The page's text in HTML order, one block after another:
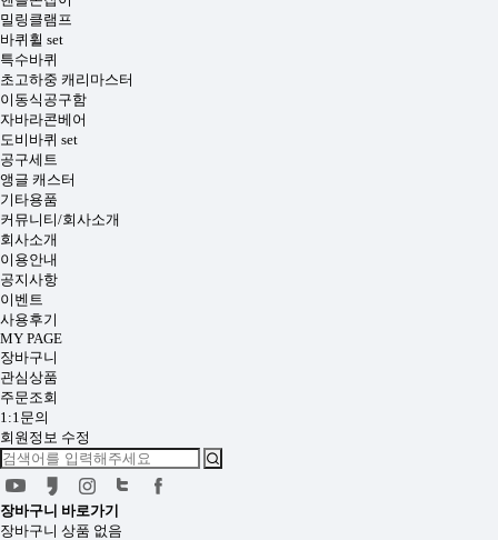
밀링클램프
바퀴휠 set
특수바퀴
초고하중 캐리마스터
이동식공구함
자바라콘베어
도비바퀴 set
공구세트
앵글 캐스터
기타용품
커뮤니티/회사소개
회사소개
이용안내
공지사항
이벤트
사용후기
MY PAGE
장바구니
관심상품
주문조회
1:1문의
회원정보 수정
장바구니 바로가기
장바구니 상품 없음